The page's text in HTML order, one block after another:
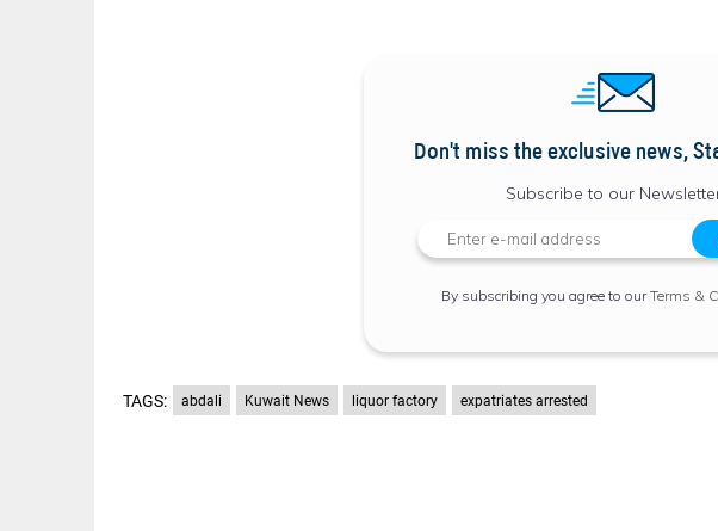
Don't miss the exclusive news,
Subscribe to our
By subscribing you agree to ourTerms &
TAGS: abdali Kuwait News liquor factory expatriates arrested